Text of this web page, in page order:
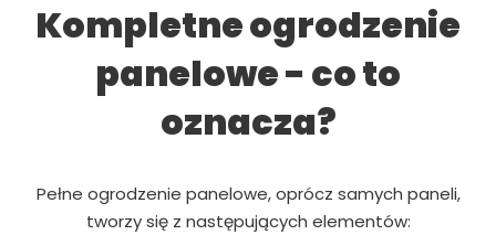
Kompletne ogrodzenie
panelowe - co to
oznacza?
Pełne ogrodzenie panelowe, oprócz samych paneli,
tworzy się z następujących elementów: